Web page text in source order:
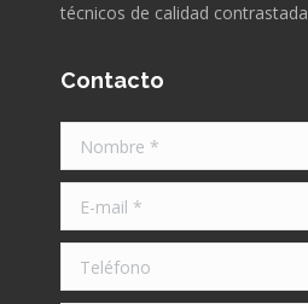
técnicos de calidad contrastada
Contacto
Nombre *
E-mail *
Teléfono